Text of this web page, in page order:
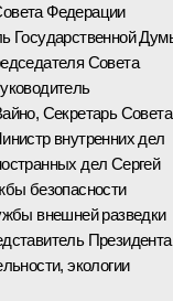
Федерации
Государственной
Совета
, Секретарь Совета
внутренних дел
дел Сергей
безопасности
внешней разведки
Президента
экологии